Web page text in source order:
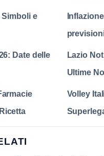
e
Date delle
Lazio
Ultime
Volley